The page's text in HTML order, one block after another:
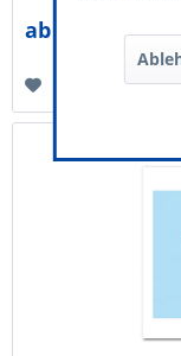
ab 0,32 € *